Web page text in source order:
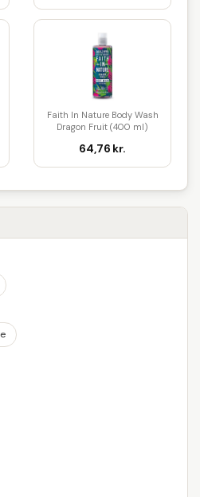
Faith In Nature Body Wash
Dragon Fruit (400 ml)
64,76 kr.